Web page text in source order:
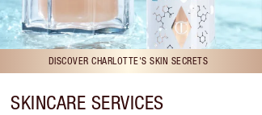
DISCOVER CHARLOTTE'S SKIN SECRETS
SKINCARE SERVICES